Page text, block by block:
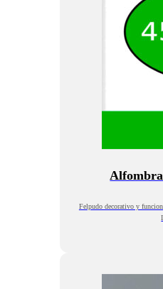
Alfombra
Felpudo decorativo y